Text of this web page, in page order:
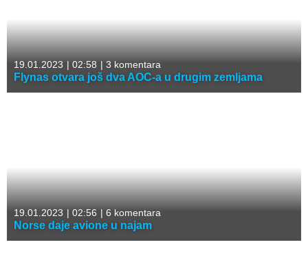
19.01.2023 | 02:58 | 3 komentara
Flynas otvara još dva AOC-a u drugim zemljama
19.01.2023 | 02:56 | 6 komentara
Norse daje avione u najam